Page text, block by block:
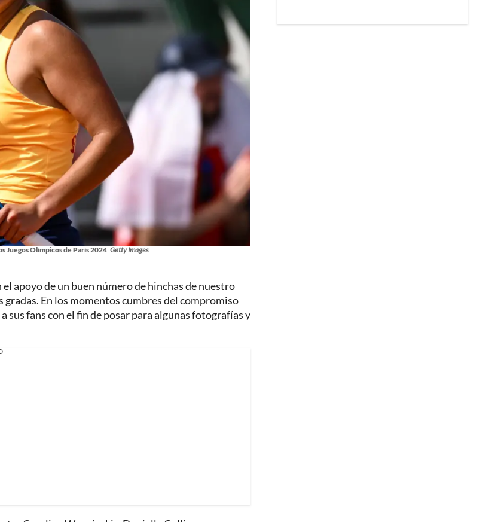
Juegos Olímpicos de París 2024 Getty Images
apoyo de un buen número de hinchas de nuestro
En los momentos cumbres del compromiso
sus fans con el fin de posar para algunas fotografías y